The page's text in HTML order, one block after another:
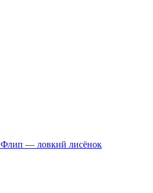
Флип — ловкий лисёнок